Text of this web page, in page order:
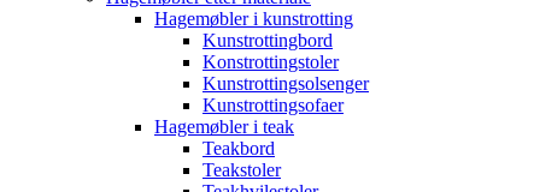
Hagemøbler i kunstrotting
Kunstrottingbord
Konstrottingstoler
Kunstrottingsolsenger
Kunstrottingsofaer
Hagemøbler i teak
Teakbord
Teakstoler